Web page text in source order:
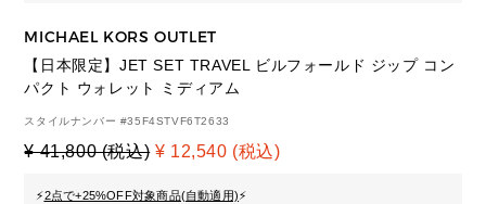
MICHAEL KORS OUTLET
【日本限定】JET SET TRAVEL ビルフォールド ジップ コン
パクト ウォレット ミディアム
スタイルナンバー #35F4STVF6T2633
¥ 41,800 (税込) ¥ 12,540 (税込)
⚡2点で+25%OFF対象商品(自動適用)⚡